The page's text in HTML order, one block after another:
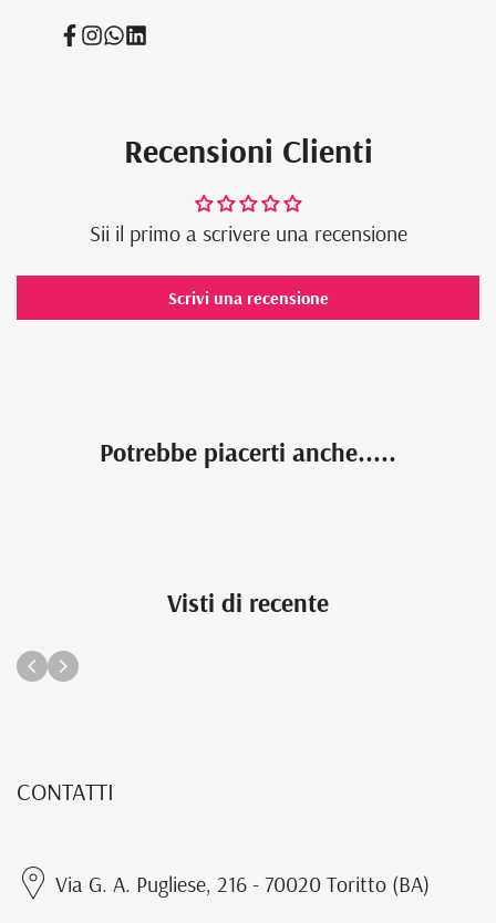
Condividi
Condividi
Translation
Translation
Recensioni Clienti
Sii il primo a scrivere una recensione
Scrivi una recensione
Potrebbe piacerti anche.....
Visti di recente
CONTATTI
Via G. A. Pugliese, 216 - 70020 Toritto (BA)